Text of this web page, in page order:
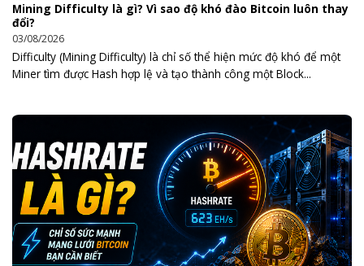
Mining Difficulty là gì? Vì sao độ khó đào Bitcoin luôn thay
đổi?
03/08/2026
Difficulty (Mining Difficulty) là chỉ số thể hiện mức độ khó để một
Miner tìm được Hash hợp lệ và tạo thành công một Block...